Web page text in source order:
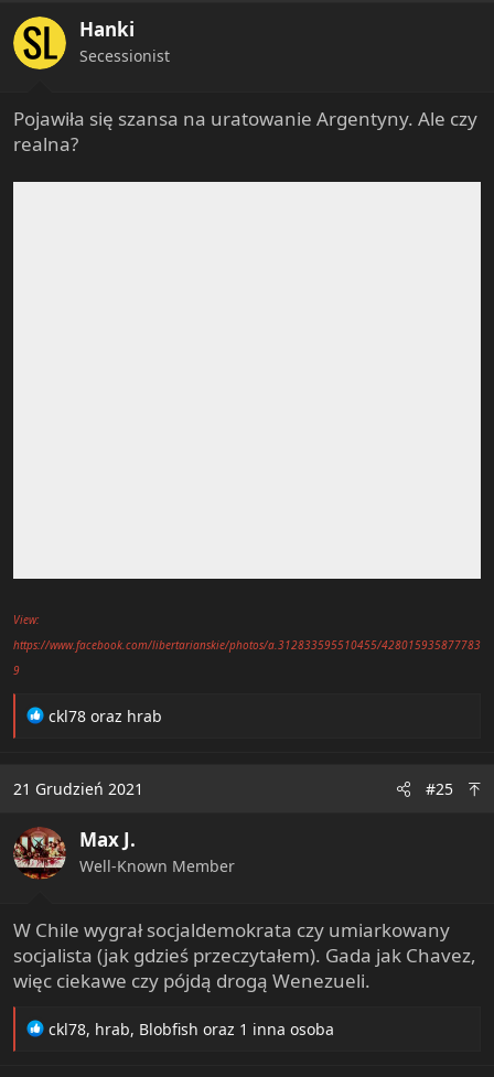
o
n
s
Hanki
Secessionist
Pojawiła się szansa na uratowanie Argentyny. Ale czy
realna?
View:
https://www.facebook.com/libertarianskie/photos/a.312833595510455/428015935877783
9
R
t
o
n
s
ckl78 oraz hrab
21 Grudzień 2021 #25
Max J.
Well-Known Member
W Chile wygrał socjaldemokrata czy umiarkowany
socjalista (jak gdzieś przeczytałem). Gada jak Chavez,
więc ciekawe czy pójdą drogą Wenezueli.
R
ckl78, hrab, Blobfish oraz 1 inna osoba